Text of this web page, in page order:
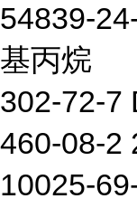
54839-
基丙烷
302-72-7
460-08-2
10025-